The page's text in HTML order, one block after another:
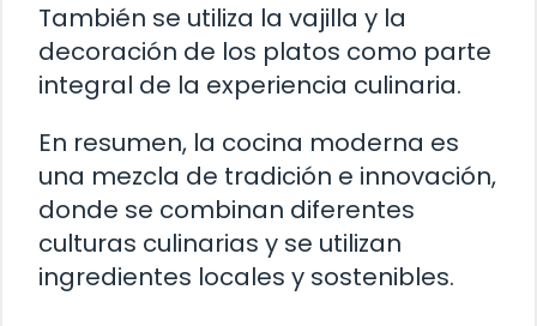
También se utiliza la vajilla y la
decoración de los platos como parte
integral de la experiencia culinaria.
En resumen, la cocina moderna es
una mezcla de tradición e innovación,
donde se combinan diferentes
culturas culinarias y se utilizan
ingredientes locales y sostenibles.